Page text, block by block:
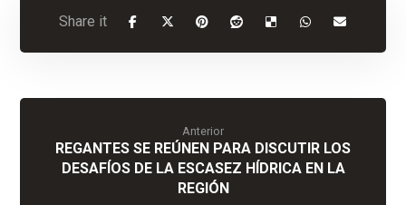
Anterior
REGANTES SE REÚNEN PARA DISCUTIR LOS
DESAFÍOS DE LA ESCASEZ HÍDRICA EN LA
REGIÓN